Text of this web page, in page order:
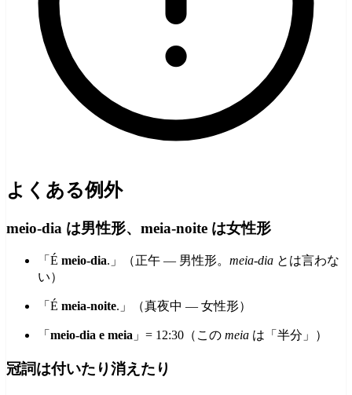
よくある例外
meio-dia は男性形、meia-noite は女性形
「É meio-dia.」（正午 — 男性形。 meia-dia とは言わな
い）
「É meia-noite.」（真夜中 — 女性形）
「 meio-dia e meia 」= 12:30（この meia は「半分」）
冠詞は付いたり消えたり